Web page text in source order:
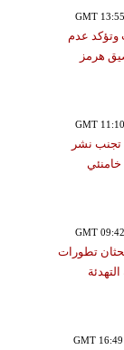
وتؤكد عدم
هرمز
تجنب نشر
تطورات